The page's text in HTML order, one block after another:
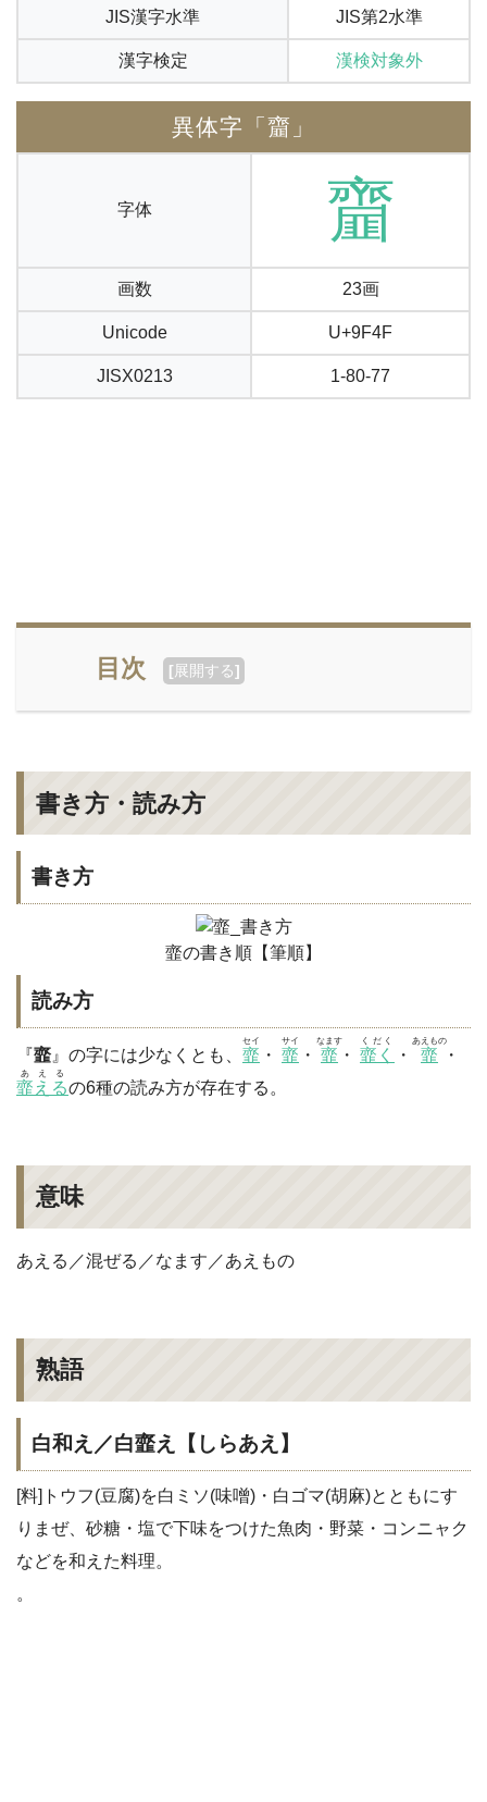
JIS漢字水準 JIS第2水準
漢字検定 漢検対象外
異体字「齏」
字体 齏
画数 23画
Unicode U+9F4F
JISX0213 1-80-77
目次 [展開する]
書き方・読み方
書き方
韲の書き順【筆順】
読み方
『韲 』の字には少なくとも、 韲
セイ
・ 韲
サイ
・ 韲
なます
・ 韲く
くだく
・ 韲
あえもの
・
韲える
あえる
の6種の読み方が存在する。
意味
あえる／混ぜる／なます／あえもの
熟語
白和え／白韲え【しらあえ】
[料]トウフ(豆腐)を白ミソ(味噌)・白ゴマ(胡麻)とともにす
りまぜ、砂糖・塩で下味をつけた魚肉・野菜・コンニャク
などを和えた料理。
。